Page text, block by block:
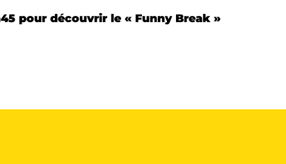
pour découvrir le « Funny Break »